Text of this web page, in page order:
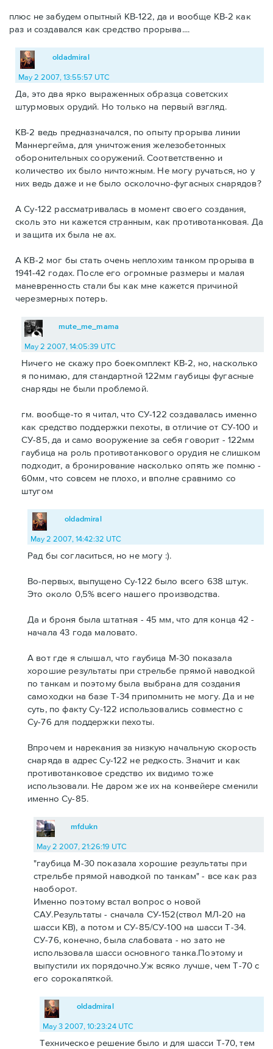
плюс не забудем опытный КВ-122, да и вообще КВ-2 как
раз и создавался как средство прорыва....
oldadmiral
May 2 2007, 13:55:57 UTC
Да, это два ярко выраженных образца советских
штурмовых орудий. Но только на первый взгляд.
КВ-2 ведь предназначался, по опыту прорыва линии
Маннергейма, для уничтожения железобетонных
оборонительных сооружений. Соответственно и
количество их было ничтожным. Не могу ручаться, но у
них ведь даже и не было осколочно-фугасных снарядов?
А Су-122 рассматривалась в момент своего создания,
сколь это ни кажется странным, как противотанковая. Да
и защита их была не ах.
А КВ-2 мог бы стать очень неплохим танком прорыва в
1941-42 годах. После его огромные размеры и малая
маневренность стали бы как мне кажется причиной
черезмерных потерь.
mute_me_mama
May 2 2007, 14:05:39 UTC
Ничего не скажу про боекомплект КВ-2, но, насколько
я понимаю, для стандартной 122мм гаубицы фугасные
снаряды не были проблемой.
гм. вообще-то я читал, что СУ-122 создавалась именно
как средство поддержки пехоты, в отличие от СУ-100 и
СУ-85, да и само вооружение за себя говорит - 122мм
гаубица на роль противотанкового орудия не слишком
подходит, а бронирование насколько опять же помню -
60мм, что совсем не плохо, и вполне сравнимо со
штугом
oldadmiral
May 2 2007, 14:42:32 UTC
Рад бы согласиться, но не могу :).
Во-первых, выпущено Су-122 было всего 638 штук.
Это около 0,5% всего нашего производства.
Да и броня была штатная - 45 мм, что для конца 42 -
начала 43 года маловато.
А вот где я слышал, что гаубица М-30 показала
хорошие результаты при стрельбе прямой наводкой
по танкам и поэтому была выбрана для создания
самоходки на базе Т-34 припомнить не могу. Да и не
суть, по факту Су-122 использовались совместно с
Су-76 для поддержки пехоты.
Впрочем и нарекания за низкую начальную скорость
снаряда в адрес Су-122 не редкость. Значит и как
противотанковое средство их видимо тоже
использовали. Не даром же их на конвейере сменили
именно Су-85.
mfdukn
May 2 2007, 21:26:19 UTC
"гаубица М-30 показала хорошие результаты при
стрельбе прямой наводкой по танкам" - все как раз
наоборот.
Именно поэтому встал вопрос о новой
САУ.Результаты - сначала СУ-152(ствол МЛ-20 на
шасси КВ), а потом и СУ-85/СУ-100 на шасси Т-34.
СУ-76, конечно, была слабовата - но зато не
использовала шасси основного танка.Поэтому и
выпустили их порядочно.Уж всяко лучше, чем Т-70 с
его сорокапяткой.
oldadmiral
May 3 2007, 10:23:24 UTC
Техническое решение было и для шасси Т-70, тем